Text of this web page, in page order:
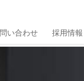
い合わせ 採用情報